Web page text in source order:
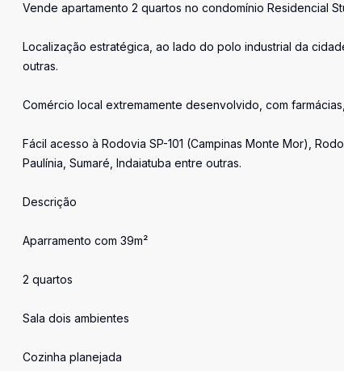
Vende apartamento 2 quartos no condomínio Residencial
Localização estratégica, ao lado do polo industrial da
outras.
Comércio local extremamente desenvolvido, com
Fácil acesso à Rodovia SP-101 (Campinas Monte Mor),
Paulínia, Sumaré, Indaiatuba entre outras.
Descrição
Aparramento com 39m²
2 quartos
Sala dois ambientes
Cozinha planejada